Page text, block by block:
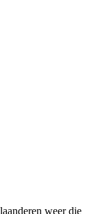
weer die